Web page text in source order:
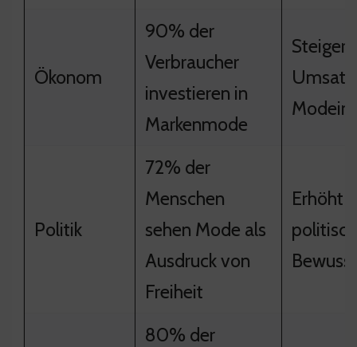
Ökonom
90% der
Verbraucher
investieren in
Markenmode
Politik
72% der
Menschen
sehen Mode als
Ausdruck von
Freiheit
Erhöht
80% der